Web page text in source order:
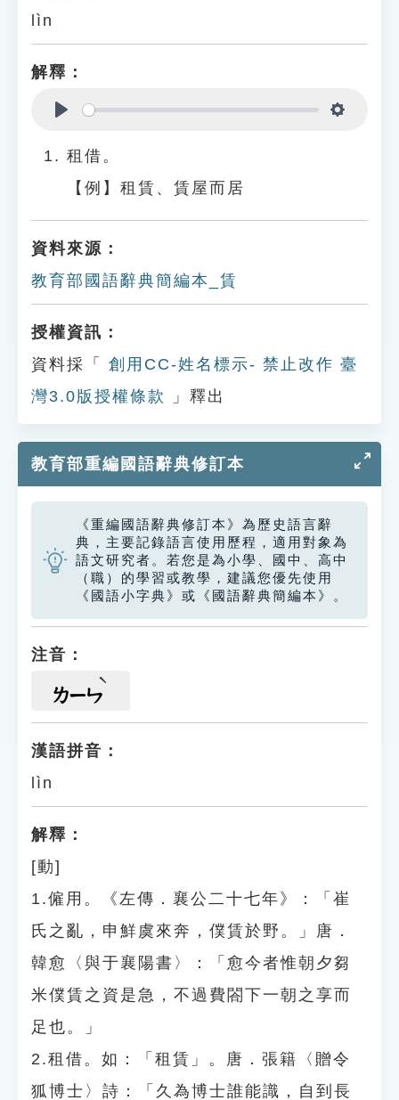
lìn
解釋：
租借。
【例】租賃、賃屋而居
資料來源：
教育部國語辭典簡編本_賃
授權資訊：
資料採「
創用CC-姓名標示- 禁止改作 臺
灣3.0版授權條款
」釋出
教育部重編國語辭典修訂本
《重編國語辭典修訂本》為歷史語言辭
典，主要記錄語言使用歷程，適用對象為
語文研究者。若您是為小學、國中、高中
（職）的學習或教學，建議您優先使用
《國語小字典》或《國語辭典簡編本》。
注音：
ㄌㄧㄣ
漢語拼音：
lìn
解釋：
[動]
1.僱用。《左傳．襄公二十七年》：「崔
氏之亂，申鮮虞來奔，僕賃於野。」唐．
韓愈〈與于襄陽書〉：「愈今者惟朝夕芻
米僕賃之資是急，不過費閤下一朝之享而
足也。」
2.租借。如：「租賃」。唐．張籍〈贈令
狐博士〉詩：「久為博士誰能識，自到長